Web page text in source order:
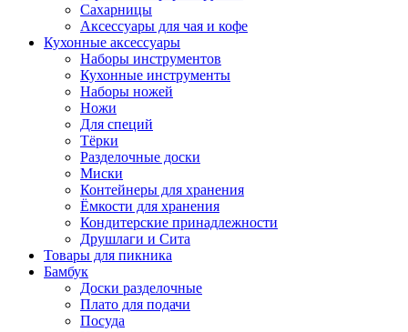
Сахарницы
Аксессуары для чая и кофе
Кухонные аксессуары
Наборы инструментов
Кухонные инструменты
Наборы ножей
Ножи
Для специй
Тёрки
Разделочные доски
Миски
Контейнеры для хранения
Ёмкости для хранения
Кондитерские принадлежности
Друшлаги и Сита
Товары для пикника
Бамбук
Доски разделочные
Плато для подачи
Посуда